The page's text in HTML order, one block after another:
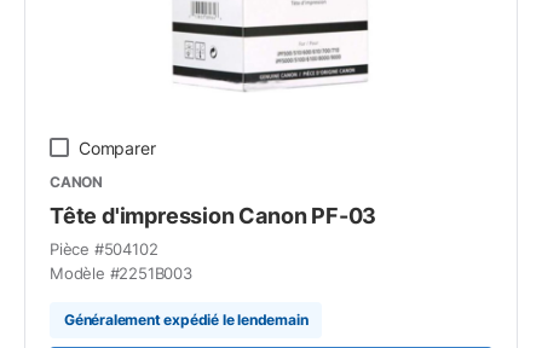
Comparer
CANON
Tête d'impression Canon PF-03
Pièce #504102
Modèle #2251B003
Généralement expédié le lendemain